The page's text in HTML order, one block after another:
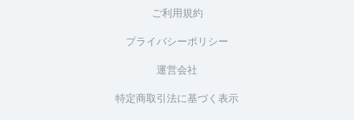
ご利用規約
プライバシーポリシー
運営会社
特定商取引法に基づく表示